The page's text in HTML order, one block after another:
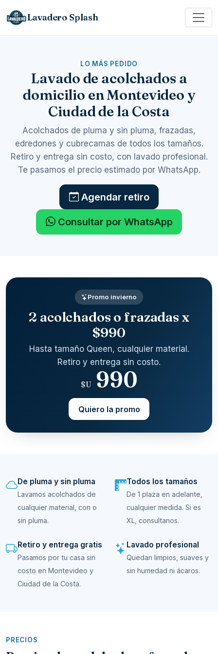
Lavadero Splash
LO MÁS PEDIDO
Lavado de acolchados a
domicilio en Montevideo y
Ciudad de la Costa
Acolchados de pluma y sin pluma, frazadas,
edredones y cubrecamas de todos los tamaños.
Retiro y entrega sin costo, con lavado profesional.
Te pasamos el precio estimado por WhatsApp.
Agendar retiro
Consultar por WhatsApp
Promo invierno
2 acolchados o frazadas x
$990
Hasta tamaño Queen, cualquier material.
Retiro y entrega sin costo.
$U990
Quiero la promo
De pluma y sin pluma
Lavamos acolchados de
cualquier material, con o
sin pluma.
Todos los tamaños
De 1 plaza en adelante,
cualquier medida. Si es
XL, consultanos.
Retiro y entrega gratis
Pasamos por tu casa sin
costo en Montevideo y
Ciudad de la Costa.
Lavado profesional
Quedan limpios, suaves y
sin humedad ni ácaros.
PRECIOS